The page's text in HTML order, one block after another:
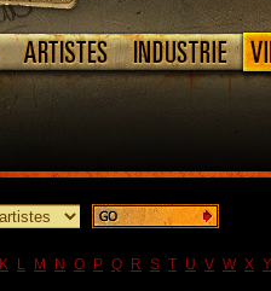
K L M N O P Q R S T U V W X Y